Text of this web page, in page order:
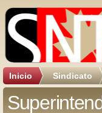
Inicio Sindicato